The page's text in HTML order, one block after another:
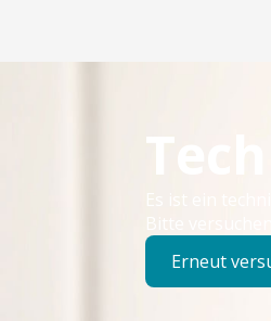
Es ist ein
Bitte
Erneut